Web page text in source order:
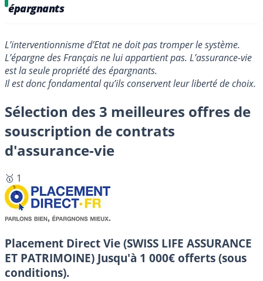
épargnants
L’interventionnisme d’Etat ne doit pas tromper le système.
L’épargne des Français ne lui appartient pas. L’assurance-vie
est la seule propriété des épargnants.
Il est donc fondamental qu’ils conservent leur liberté de choix.
Sélection des 3 meilleures offres de
souscription de contrats
d'assurance-vie
🥇 1
Placement Direct Vie (SWISS LIFE ASSURANCE
ET PATRIMOINE) Jusqu'à 1 000€ offerts (sous
conditions).